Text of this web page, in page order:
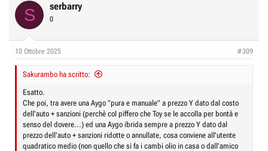
S serbarry
0
10 Ottobre 2025 #309
Sakurambo ha scritto:
Esatto.
Che poi, tra avere una Aygo "pura e manuale" a prezzo Y dato dal costo
dell'auto + sanzioni (perchè col piffero che Toy se le accolla per bontà e
senso del dovere...) ed una Aygo ibrida sempre a prezzo Y dato dal
prezzo dell'auto + sanzioni ridotte o annullate, cosa conviene all'utente
quadratico medio (non quello che si fa i cambi olio in casa o dall'amico